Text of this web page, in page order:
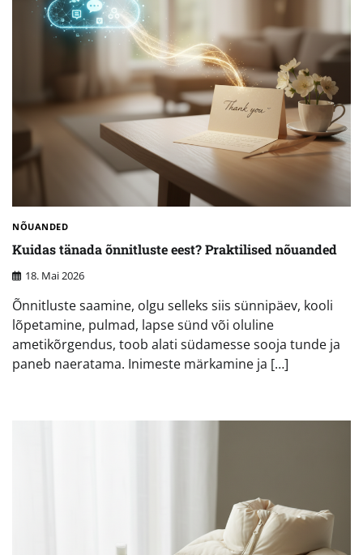
NÕUANDED
Kuidas tänada õnnitluste eest? Praktilised nõuanded
18. Mai 2026
Õnnitluste saamine, olgu selleks siis sünnipäev, kooli
lõpetamine, pulmad, lapse sünd või oluline
ametikõrgendus, toob alati südamesse sooja tunde ja
paneb naeratama. Inimeste märkamine ja […]